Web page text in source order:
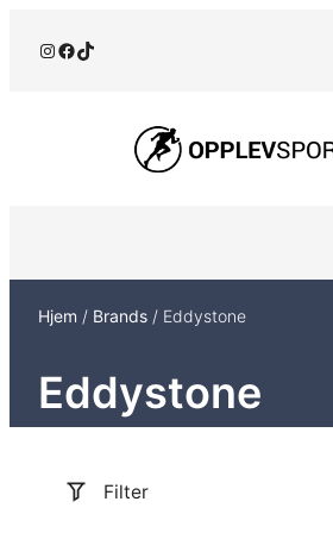
Instagram
Facebook
TikTok
Hjem / Brands / Eddystone
Eddystone
Filter